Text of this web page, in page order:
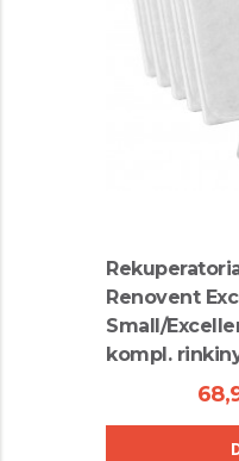
Renovent
Small/
kompl.